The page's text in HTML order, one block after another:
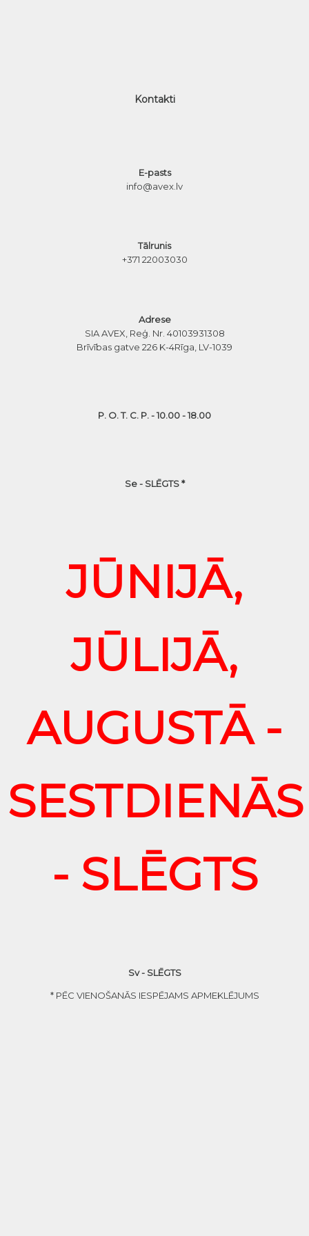
Kontakti
E-pasts
info@avex.lv
Tālrunis
+371 22003030
Adrese
SIA AVEX, Reģ. Nr. 40103931308
Brīvības gatve 226 K-4Rīga, LV-1039
P. O. T. C. P. - 10.00 - 18.00
Se - SLĒGTS *
JŪNIJĀ,
JŪLIJĀ,
AUGUSTĀ -
SESTDIENĀS
- SLĒGTS
Sv - SLĒGTS
* PĒC VIENOŠANĀS IESPĒJAMS APMEKLĒJUMS